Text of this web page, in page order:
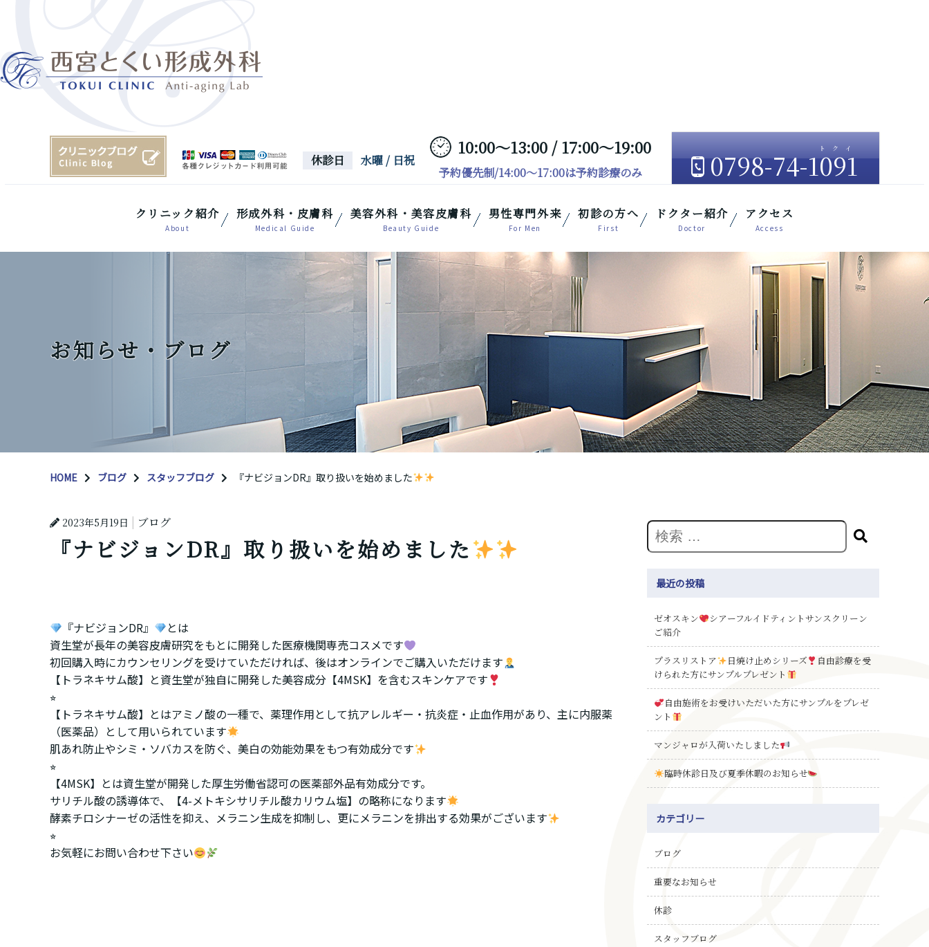
休診日 水曜 / 日祝
10:00～13:00 / 17:00～19:00
予約優先制/14:00～17:00は予約診療のみ 0798-74-1091
クリニック紹介 形成外科・皮膚科 美容外科・美容皮膚科 男性専門外来 初診の方へ ドクター紹介 アクセス
お知らせ・ブログ
HOME ブログ スタッフブログ 『ナビジョンDR』取り扱いを始めました
2023年5月19日 ブログ
『ナビジョンDR』取り扱いを始めました
『ナビジョンDR』
とは
資生堂が長年の美容皮膚研究をもとに開発した医療機関専売コスメです
初回購入時にカウンセリングを受けていただければ、後はオンラインでご購入いただけます
【トラネキサム酸】と資生堂が独自に開発した美容成分【4MSK】を含むスキンケアです
⭐︎
【トラネキサム酸】とはアミノ酸の一種で、薬理作用として抗アレルギー・抗炎症・止血作用があり、主に内服薬
（医薬品）として用いられています
肌あれ防止やシミ・ソバカスを防ぐ、美白の効能効果をもつ有効成分です
⭐︎
【4MSK】とは資生堂が開発した厚生労働省認可の医薬部外品有効成分です。
サリチル酸の誘導体で、【4-メトキシサリチル酸カリウム塩】の略称になります
酵素チロシナーゼの活性を抑え、メラニン生成を抑制し、更にメラニンを排出する効果がございます
⭐︎
お気軽にお問い合わせ下さい
最近の投稿
ゼオスキン
シアーフルイドティントサンスクリーン
ご紹介
プラスリストア 日焼け止めシリーズ
自由診療を受
けられた方にサンプルプレゼント
自由施術をお受けいただいた方にサンプルをプレゼ
ント
マンジャロが入荷いたしました
臨時休診日及び夏季休暇のお知らせ
カテゴリー
ブログ
重要なお知らせ
休診
スタッフブログ